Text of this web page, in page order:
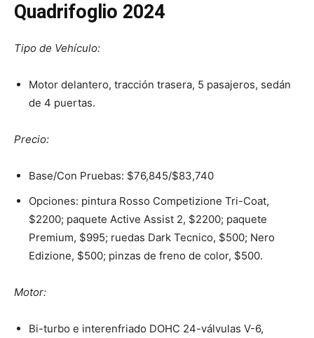
Quadrifoglio 2024
Tipo de Vehículo:
Motor delantero, tracción trasera, 5 pasajeros, sedán
de 4 puertas.
Precio:
Base/Con Pruebas: $76,845/$83,740
Opciones: pintura Rosso Competizione Tri-Coat,
$2200; paquete Active Assist 2, $2200; paquete
Premium, $995; ruedas Dark Tecnico, $500; Nero
Edizione, $500; pinzas de freno de color, $500.
Motor:
Bi-turbo e interenfriado DOHC 24-válvulas V-6,